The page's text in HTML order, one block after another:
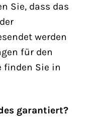
Sie, dass das
werden
für den
finden Sie in
garantiert?